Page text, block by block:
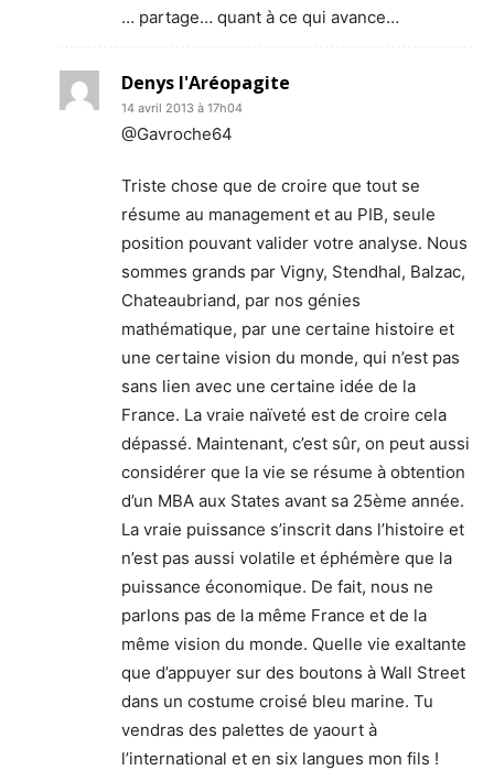
… partage… quant à ce qui avance…
Denys l'Aréopagite
14 avril 2013 à 17h04
@Gavroche64
Triste chose que de croire que tout se
résume au management et au PIB, seule
position pouvant valider votre analyse. Nous
sommes grands par Vigny, Stendhal, Balzac,
Chateaubriand, par nos génies
mathématique, par une certaine histoire et
une certaine vision du monde, qui n’est pas
sans lien avec une certaine idée de la
France. La vraie naïveté est de croire cela
dépassé. Maintenant, c’est sûr, on peut aussi
considérer que la vie se résume à obtention
d’un MBA aux States avant sa 25ème année.
La vraie puissance s’inscrit dans l’histoire et
n’est pas aussi volatile et éphémère que la
puissance économique. De fait, nous ne
parlons pas de la même France et de la
même vision du monde. Quelle vie exaltante
que d’appuyer sur des boutons à Wall Street
dans un costume croisé bleu marine. Tu
vendras des palettes de yaourt à
l’international et en six langues mon fils !